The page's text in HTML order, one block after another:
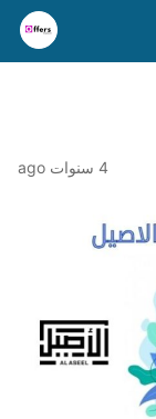
4 سنوات ago